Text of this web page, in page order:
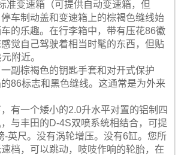
准变速箱（可提供自动变速箱，但
车制动盖和变速箱上的棕褐色缝线始
的乐趣。在行李箱中，带有压花86徽
觉自己驾驶着相当时髦的东西，但贴
附近。
副棕褐色的钥匙手套和对开式保护
86标志和黑色缝线。这通常是为外来
有一个矮小的2.0升水平对置的铝制四
与丰田的D-4S双喷系统相结合，可提
-英尺。没有涡轮增压。没有6缸。您所
档，可以跳动，吱吱作响的轮胎，在